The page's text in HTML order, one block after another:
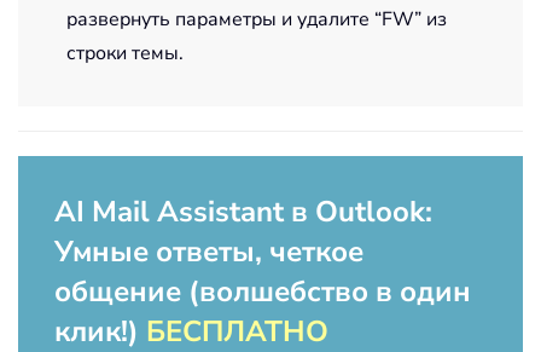
развернуть параметры и удалите “FW” из
строки темы.
AI Mail Assistant в Outlook:
Умные ответы, четкое
общение (волшебство в один
клик!) БЕСПЛАТНО